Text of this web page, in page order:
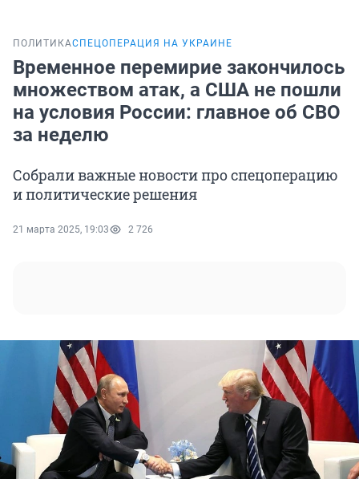
ПОЛИТИКАСПЕЦОПЕРАЦИЯ НА УКРАИНЕ
Временное перемирие закончилось
множеством атак, а США не пошли
на условия России: главное об СВО
за неделю
Собрали важные новости про спецоперацию
и политические решения
21 марта 2025, 19:03 2 726